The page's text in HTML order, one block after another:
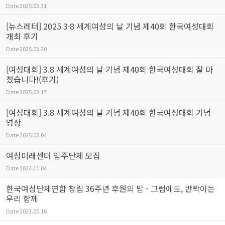
Date2025.03.31
[뉴스레터] 2025 3·8 세계여성의 날 기념 제40회 한국여성대회
개최 후기
Date2025.03.20
[여성대회] 3.8 세계여성의 날 기념 제40회 한국여성대회 잘 마
쳤습니다!(후기)
Date2025.03.17
[여성대회] 3.8 세계여성의 날 기념 제40회 한국여성대회 기념
영상
Date2025.03.04
여성미래센터 입주단체 모집
Date2024.11.04
한국여성단체연합 창립 36주년 후원의 밤 - 그럼에도, 반짝이는
우리 함께
Date2023.05.16